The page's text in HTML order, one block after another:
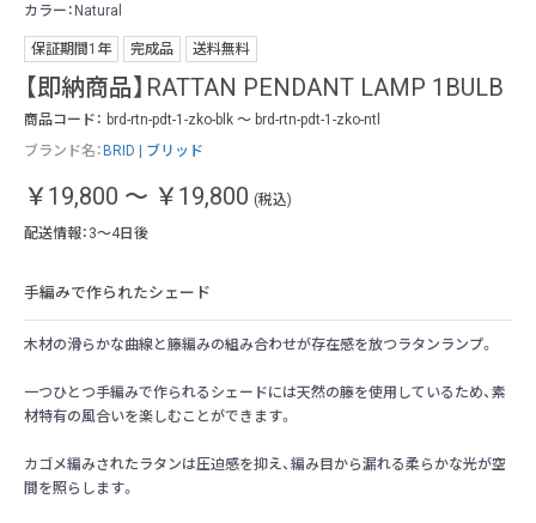
カラー：Natural
保証期間1年 完成品 送料無料
【即納商品】RATTAN PENDANT LAMP 1BULB
商品コード： brd-rtn-pdt-1-zko-blk ～ brd-rtn-pdt-1-zko-ntl
ブランド名： BRID | ブリッド
￥19,800 ～ ￥19,800 (税込)
配送情報：3～4日後
手編みで作られたシェード
木材の滑らかな曲線と籐編みの組み合わせが存在感を放つラタンランプ。
一つひとつ手編みで作られるシェードには天然の籐を使用しているため、素
材特有の風合いを楽しむことができます。
カゴメ編みされたラタンは圧迫感を抑え、編み目から漏れる柔らかな光が空
間を照らします。